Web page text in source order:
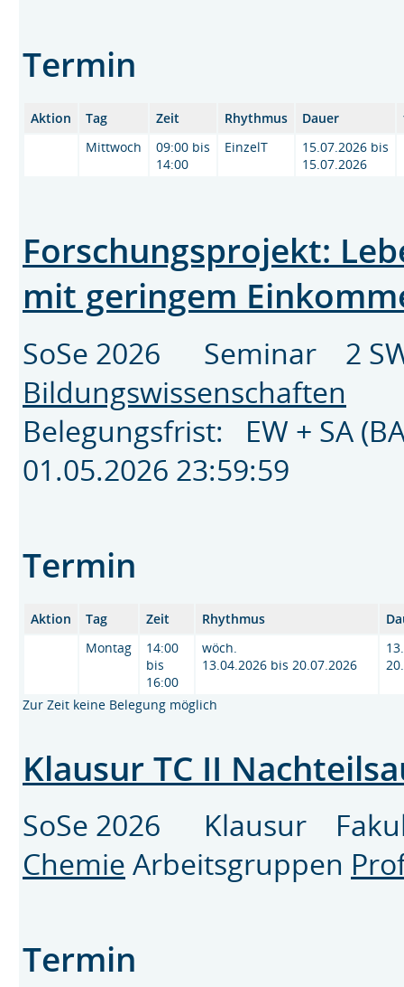
Termin
Aktion Tag Zeit Rhythmus Dauer
Mittwoch
09:00 bis
14:00
EinzelT
15.07.2026 bis
15.07.2026
Forschungsprojekt:
mit geringem
SoSe 2026 Seminar 2
Bildungswissenschaften
Belegungsfrist: EW + SA
01.05.2026 23:59:59
Termin
Aktion Tag Zeit Rhythmus
Montag
14:00
bis
16:00
wöch.
13.04.2026 bis 20.07.2026
Zur Zeit keine Belegung möglich
Klausur TC II
SoSe 2026 Klausur
Chemie Arbeitsgruppen
Termin